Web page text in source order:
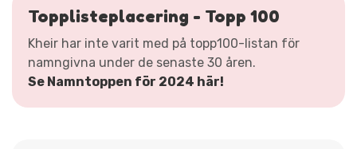
Topplisteplacering - Topp 100
Kheir har inte varit med på topp100-listan för
namngivna under de senaste 30 åren.
Se Namntoppen för 2024 här!